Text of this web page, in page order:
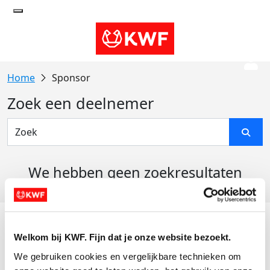
Welkom bij KWF. Fijn dat je onze website bezoekt.
We gebruiken cookies en vergelijkbare technieken om
Sponsor
Zoek een deelnemer
We hebben geen zoekresultaten
Actiematerialen
Evenementen